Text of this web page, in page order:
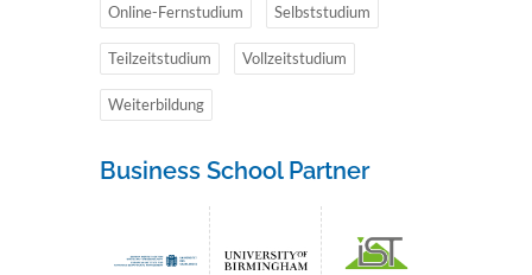
Online-Fernstudium Selbststudium
Teilzeitstudium Vollzeitstudium
Weiterbildung
Business School Partner